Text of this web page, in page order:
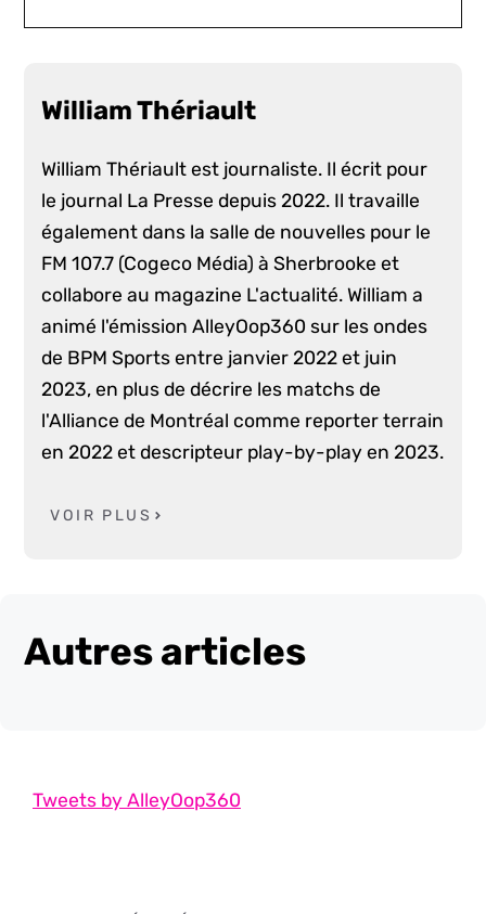
William Thériault
William Thériault est journaliste. Il écrit pour
le journal La Presse depuis 2022. Il travaille
également dans la salle de nouvelles pour le
FM 107.7 (Cogeco Média) à Sherbrooke et
collabore au magazine L'actualité. William a
animé l'émission AlleyOop360 sur les ondes
de BPM Sports entre janvier 2022 et juin
2023, en plus de décrire les matchs de
l'Alliance de Montréal comme reporter terrain
en 2022 et descripteur play-by-play en 2023.
VOIR PLUS
Autres articles
Tweets by AlleyOop360